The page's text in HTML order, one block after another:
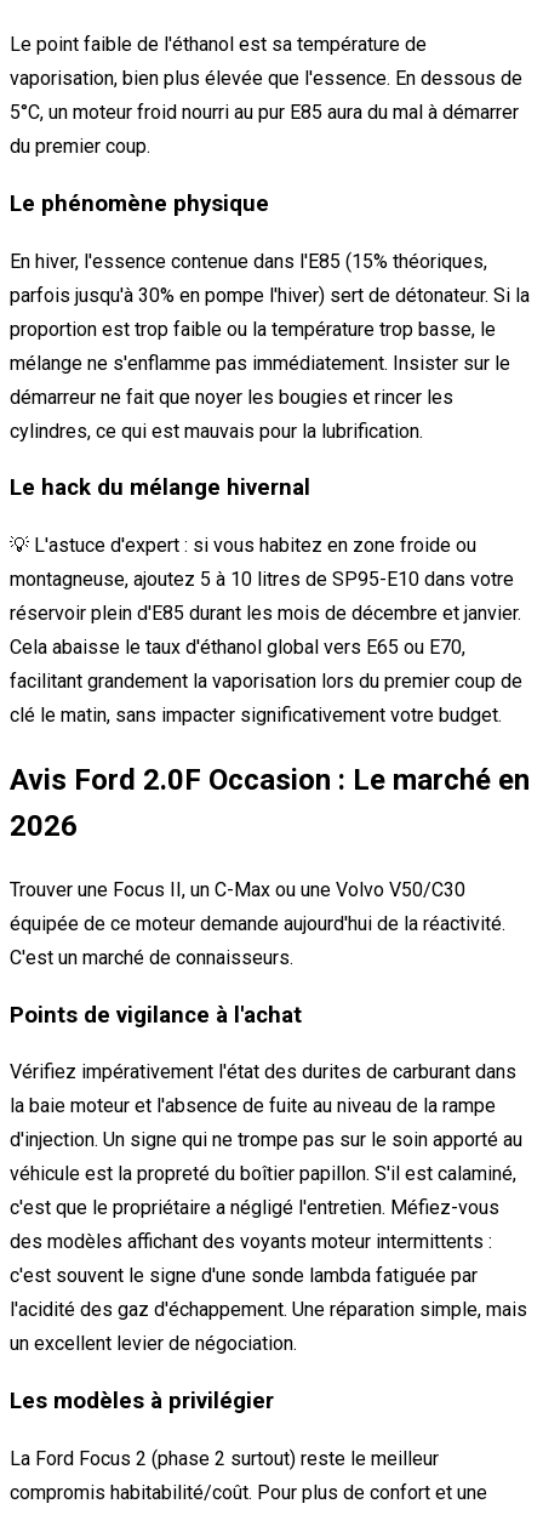
Le point faible de l'éthanol est sa température de
vaporisation, bien plus élevée que l'essence. En dessous de
5°C, un moteur froid nourri au pur E85 aura du mal à démarrer
du premier coup.
Le phénomène physique
En hiver, l'essence contenue dans l'E85 (15% théoriques,
parfois jusqu'à 30% en pompe l'hiver) sert de détonateur. Si la
proportion est trop faible ou la température trop basse, le
mélange ne s'enflamme pas immédiatement. Insister sur le
démarreur ne fait que noyer les bougies et rincer les
cylindres, ce qui est mauvais pour la lubrification.
Le hack du mélange hivernal
💡 L'astuce d'expert : si vous habitez en zone froide ou
montagneuse, ajoutez 5 à 10 litres de SP95-E10 dans votre
réservoir plein d'E85 durant les mois de décembre et janvier.
Cela abaisse le taux d'éthanol global vers E65 ou E70,
facilitant grandement la vaporisation lors du premier coup de
clé le matin, sans impacter significativement votre budget.
Avis Ford 2.0F Occasion : Le marché en
2026
Trouver une Focus II, un C-Max ou une Volvo V50/C30
équipée de ce moteur demande aujourd'hui de la réactivité.
C'est un marché de connaisseurs.
Points de vigilance à l'achat
Vérifiez impérativement l'état des durites de carburant dans
la baie moteur et l'absence de fuite au niveau de la rampe
d'injection. Un signe qui ne trompe pas sur le soin apporté au
véhicule est la propreté du boîtier papillon. S'il est calaminé,
c'est que le propriétaire a négligé l'entretien. Méfiez-vous
des modèles affichant des voyants moteur intermittents :
c'est souvent le signe d'une sonde lambda fatiguée par
l'acidité des gaz d'échappement. Une réparation simple, mais
un excellent levier de négociation.
Les modèles à privilégier
La Ford Focus 2 (phase 2 surtout) reste le meilleur
compromis habitabilité/coût. Pour plus de confort et une